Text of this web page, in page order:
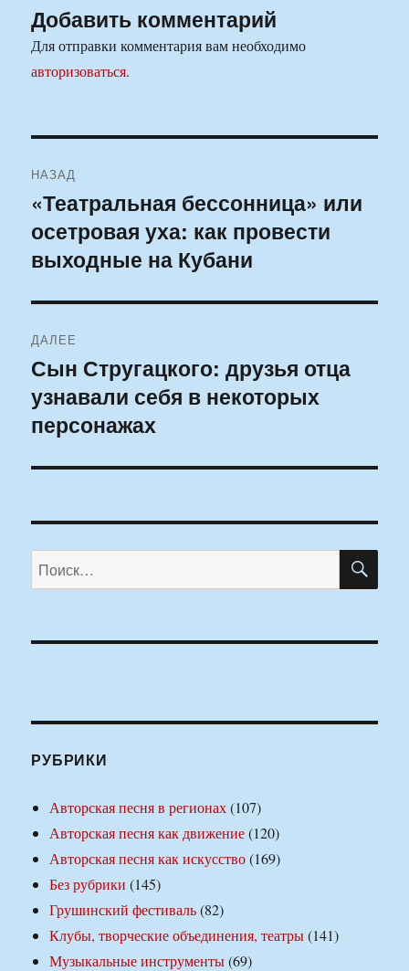
Добавить комментарий
Для отправки комментария вам необходимо
авторизоваться.
по
записям
НАЗАД
Предыдущая
запись:
«Театральная бессонница» или
осетровая уха: как провести
выходные на Кубани
ДАЛЕЕ
Следующая
запись:
Сын Стругацкого: друзья отца
узнавали себя в некоторых
персонажах
Искать:
РУБРИКИ
Авторская песня в регионах(107)
Авторская песня как движение(120)
Авторская песня как искусство(169)
Без рубрики (145)
Грушинский фестиваль(82)
Клубы, творческие объединения, театры(141)
Музыкальные инструменты(69)